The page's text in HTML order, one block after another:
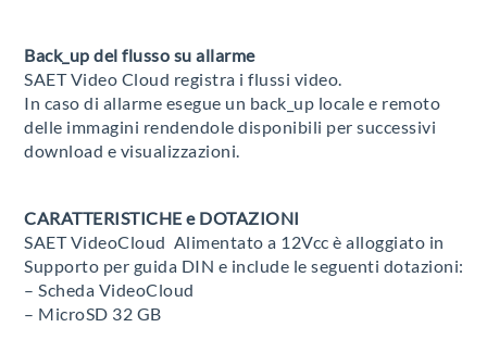
Back_up del flusso su allarme
SAET Video Cloud registra i flussi video.
In caso di allarme esegue un back_up locale e remoto
delle immagini rendendole disponibili per successivi
download e visualizzazioni.
CARATTERISTICHE e DOTAZIONI
SAET VideoCloud Alimentato a 12Vcc è alloggiato in
Supporto per guida DIN e include le seguenti dotazioni:
– Scheda VideoCloud
– MicroSD 32 GB